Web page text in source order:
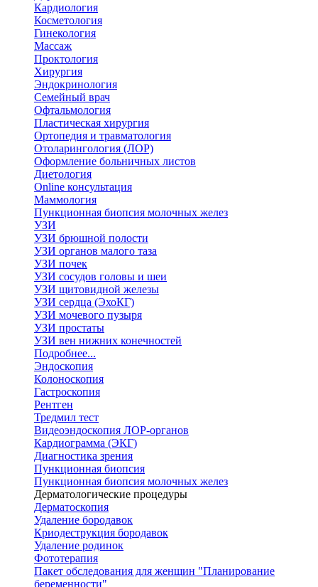
Кардиология
Косметология
Гинекология
Массаж
Проктология
Хирургия
Эндокринология
Семейный врач
Офтальмология
Пластическая хирургия
Ортопедия и травматология
Отоларингология (ЛОР)
Оформление больничных листов
Диетология
Online консультация
Маммология
Пункционная биопсия молочных желез
УЗИ
УЗИ брюшной полости
УЗИ органов малого таза
УЗИ почек
УЗИ сосудов головы и шеи
УЗИ щитовидной железы
УЗИ сердца (ЭхоКГ)
УЗИ мочевого пузыря
УЗИ простаты
УЗИ вен нижних конечностей
Подробнее...
Эндоскопия
Колоноскопия
Гастроскопия
Рентген
Тредмил тест
Видеоэндоскопия ЛОР-органов
Кардиограмма (ЭКГ)
Диагностика зрения
Пункционная биопсия
Пункционная биопсия молочных желез
Дерматологические процедуры
Дерматоскопия
Удаление бородавок
Криодеструкция бородавок
Удаление родинок
Фототерапия
Пакет обследования для женщин "Планирование
беременности"